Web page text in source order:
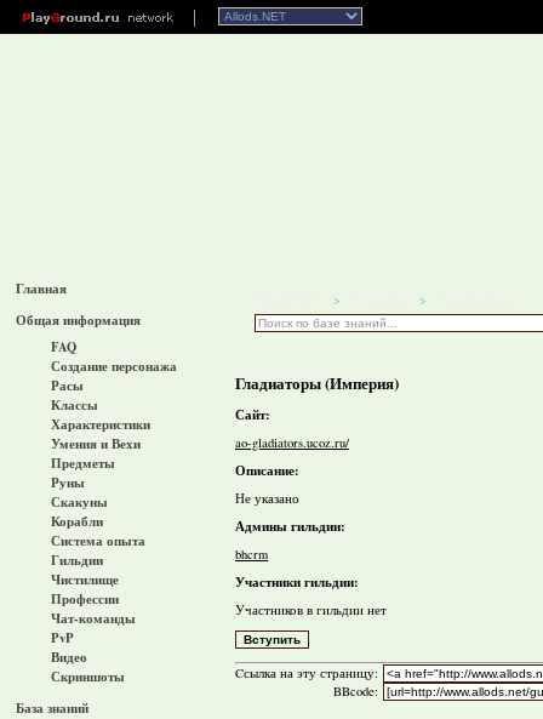
Главная
Общая информация
FAQ
Создание персонажа
Расы
Классы
Характеристики
Умения и Вехи
Предметы
Руны
Скакуны
Корабли
Система опыта
Гильдии
Чистилище
Профессии
Чат-команды
PvP
Видео
Скриншоты
База знаний
> >
Гладиаторы (Империя)
Сайт:
ao-gladiators.ucoz.ru/
Описание:
Не указано
Админы гильдии:
bhcrm
Участники гильдии:
Участников в гильдии нет
Cсылка на эту страницу:
BBcode: